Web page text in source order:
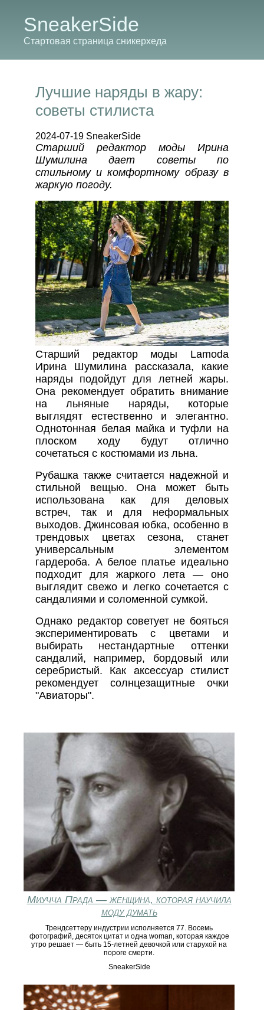
SneakerSide
Стартовая страница сникерхеда
Лучшие наряды в жару:
советы стилиста
2024-07-19 SneakerSide
Старший редактор моды Ирина
Шумилина дает советы по
стильному и комфортному образу в
жаркую погоду.
Старший редактор моды Lamoda
Ирина Шумилина рассказала, какие
наряды подойдут для летней жары.
Она рекомендует обратить внимание
на льняные наряды, которые
выглядят естественно и элегантно.
Однотонная белая майка и туфли на
плоском ходу будут отлично
сочетаться с костюмами из льна.
Рубашка также считается надежной и
стильной вещью. Она может быть
использована как для деловых
встреч, так и для неформальных
выходов. Джинсовая юбка, особенно в
трендовых цветах сезона, станет
универсальным элементом
гардероба. А белое платье идеально
подходит для жаркого лета — оно
выглядит свежо и легко сочетается с
сандалиями и соломенной сумкой.
Однако редактор советует не бояться
экспериментировать с цветами и
выбирать нестандартные оттенки
сандалий, например, бордовый или
серебристый. Как аксессуар стилист
рекомендует солнцезащитные очки
"Авиаторы".
Миучча Прада — женщина, которая научила
моду думать
Трендсеттеру индустрии исполняется 77. Восемь
фотографий, десяток цитат и одна woman, которая каждое
утро решает — быть 15-летней девочкой или старухой на
пороге смерти.
SneakerSide